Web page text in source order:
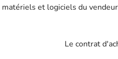
matériels et logiciels du
Le contrat